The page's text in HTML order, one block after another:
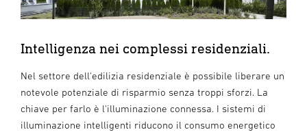
Intelligenza nei complessi residenziali.
Nel settore dell'edilizia residenziale è possibile liberare un
notevole potenziale di risparmio senza troppi sforzi. La
chiave per farlo è l'illuminazione connessa. I sistemi di
illuminazione intelligenti riducono il consumo energetico